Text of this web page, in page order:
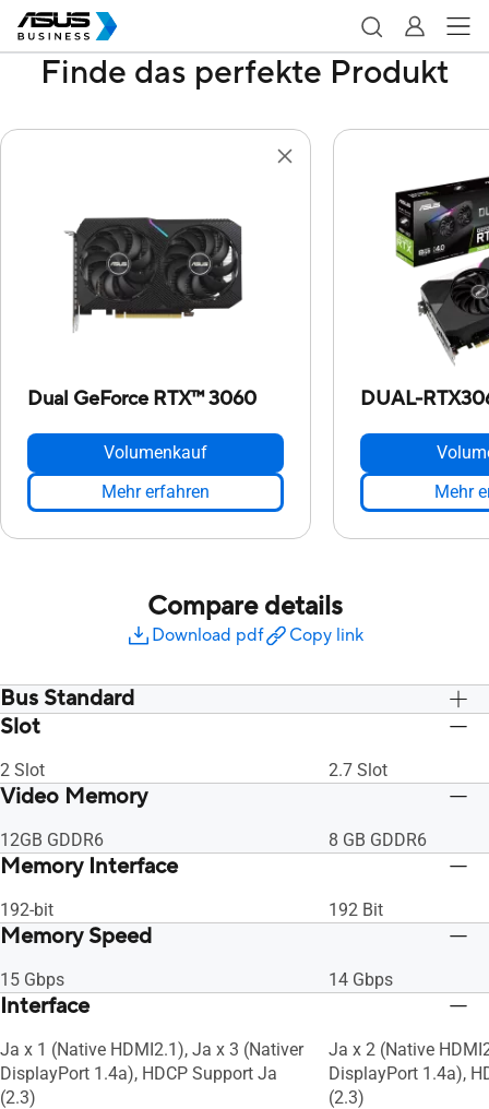
Finde das perfekte Produkt
Dual GeForce RTX™ 3060
Volumenkauf
Mehr erfahren
DUAL-
Mehr
Compare details
Download pdf Copy link
Bus Standard
PCI Express 4.0
Slot
2 Slot 2.7 Slot
Video Memory
12GB GDDR6 8 GB GDDR6
Memory Interface
192-bit 192 Bit
Memory Speed
15 Gbps 14 Gbps
Interface
Ja x 1 (Native HDMI2.1), Ja x 3 (Nativer
DisplayPort 1.4a), HDCP Support Ja
(2.3)
Ja x 2 (Native
DisplayPort 1.4a),
(2.3)